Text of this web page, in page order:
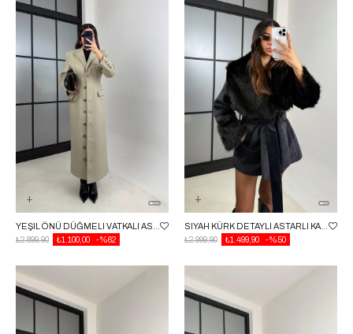
%62
₺1.100,00
₺2.899,90
%50
₺1.499,90
₺2.999,90